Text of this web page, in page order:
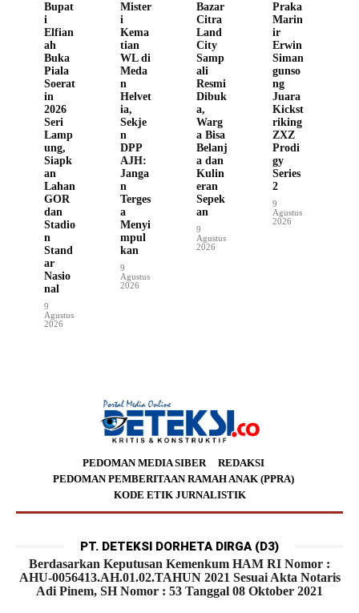
Bupat
i
Elfian
ah
Buka
Piala
Soerat
in
2026
Seri
Lamp
ung,
Siapk
an
Lahan
GOR
dan
Stadio
n
Stand
ar
Nasio
nal
9
Agustus
2026
Mister
i
Kema
tian
WL di
Meda
n
Helvet
ia,
Sekje
n
DPP
AJH:
Janga
n
Terges
a
Menyi
mpul
kan
9
Agustus
2026
Bazar
Citra
Land
City
Samp
ali
Resmi
Dibuk
a,
Warg
a Bisa
Belanj
a dan
Kulin
eran
Sepek
an
9
Agustus
2026
Praka
Marin
ir
Erwin
Siman
gunso
ng
Juara
Kickst
riking
ZXZ
Prodi
gy
Series
2
9
Agustus
2026
PEDOMAN MEDIA SIBER
REDAKSI
PEDOMAN PEMBERITAAN RAMAH ANAK (PPRA)
KODE ETIK JURNALISTIK
PT. DETEKSI DORHETA DIRGA (D3)
Berdasarkan Keputusan Kemenkum HAM RI Nomor :
AHU-0056413.AH.01.02.TAHUN 2021 Sesuai Akta Notaris
Adi Pinem, SH Nomor : 53 Tanggal 08 Oktober 2021